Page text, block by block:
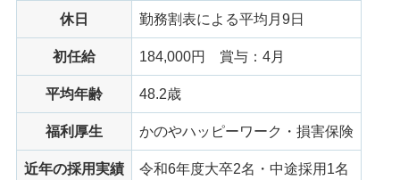
休日 勤務割表による平均月9日
初任給 184,000円 賞与：4月
平均年齢 48.2歳
福利厚生 かのやハッピーワーク・損害保険
近年の採用実績 令和6年度大卒2名・中途採用1名